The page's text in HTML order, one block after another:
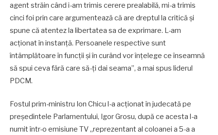
agent străin când i-am trimis cerere prealabilă, mi-a trimis
cinci foi prin care argumentează că are dreptul la critică și
spune că atentez la libertatea sa de exprimare. L-am
acționat în instanță. Persoanele respective sunt
întâmplătoare în funcții și în curând vor înțelege ce înseamnă
să spui ceva fără care să-ți dai seama”, a mai spus liderul
PDCM.
Fostul prim-ministru Ion Chicu l-a acționat în judecată pe
președintele Parlamentului, Igor Grosu, după ce acesta l-a
numit într-o emisiune TV „reprezentant al coloanei a 5-a a